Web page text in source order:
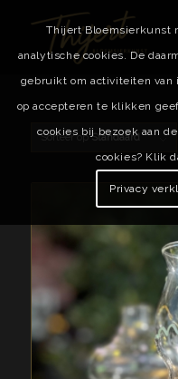
Sorteer opStandaard
Thijert Bloemsierkunst
analytische cookies. De
gebruikt om activiteiten van
op accepteren te klikken
cookies bij bezoek aan
cookies? Klik
Privacy